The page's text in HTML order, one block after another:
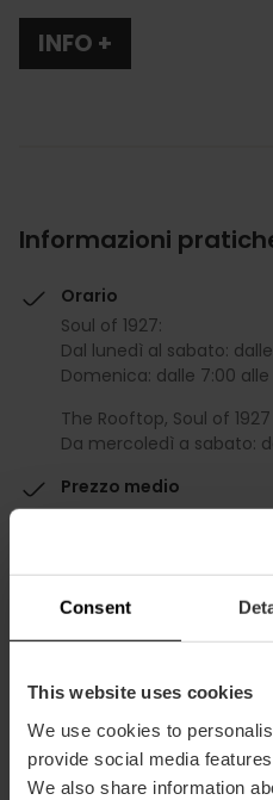
Consent
This website uses cookies
We use cookies to
provide social media
We also share information
INFO +
Informazioni
Orario
Soul of 1927:
Dal lunedì al sabato:
Domenica: dalle 7:00 alle
The Rooftop, Soul of 1927
Da mercoledì a sabato:
Prezzo medio
60.00€
Capacità